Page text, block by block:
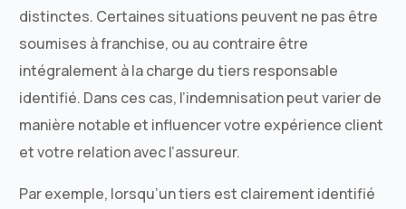
distinctes. Certaines situations peuvent ne pas être
soumises à franchise, ou au contraire être
intégralement à la charge du tiers responsable
identifié. Dans ces cas, l’indemnisation peut varier de
manière notable et influencer votre expérience client
et votre relation avec l’assureur.
Par exemple, lorsqu’un tiers est clairement identifié